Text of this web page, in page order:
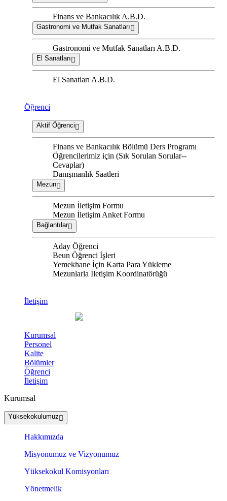
Finans ve Bankacılık A.B.D.
Gastronomi ve Mutfak Sanatları
Gastronomi ve Mutfak Sanatları A.B.D.
El Sanatları
El Sanatları A.B.D.
Öğrenci
Aktif Öğrenci
Finans ve Bankacılık Bölümü Ders Programı
Öğrencilerimiz için (Sık Sorulan Sorular--
Cevaplar)
Danışmanlık Saatleri
Mezun
Mezun İletişim Formu
Mezun İletişim Anket Formu
Bağlantılar
Aday Öğrenci
Beun Öğrenci İşleri
Yemekhane İçin Karta Para Yükleme
Mezunlarla İletişim Koordinatörüğü
İletişim
Kurumsal
Personel
Kalite
Bölümler
Öğrenci
İletişim
Kurumsal
Yüksekokulumuz
Hakkımızda
Misyonumuz ve Vizyonumuz
Yüksekokul Komisyonları
Yönetmelik